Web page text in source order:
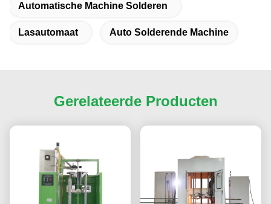
Automatische Machine Solderen
Lasautomaat Auto Solderende Machine
Gerelateerde Producten